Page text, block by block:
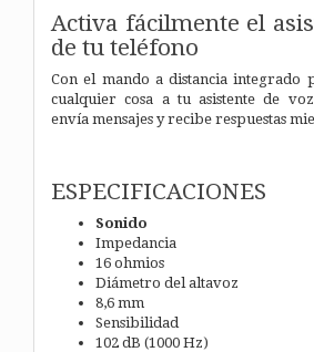
Activa fácilmente el
de tu teléfono
Con el mando a distancia integrado
cualquier cosa a tu asistente de
envía mensajes y recibe respuestas
ESPECIFICACIONES
Sonido
Impedancia
16 ohmios
Diámetro del altavoz
8,6 mm
Sensibilidad
102 dB (1000 Hz)